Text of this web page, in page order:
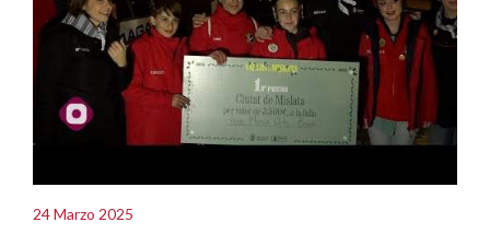
24 Marzo 2025